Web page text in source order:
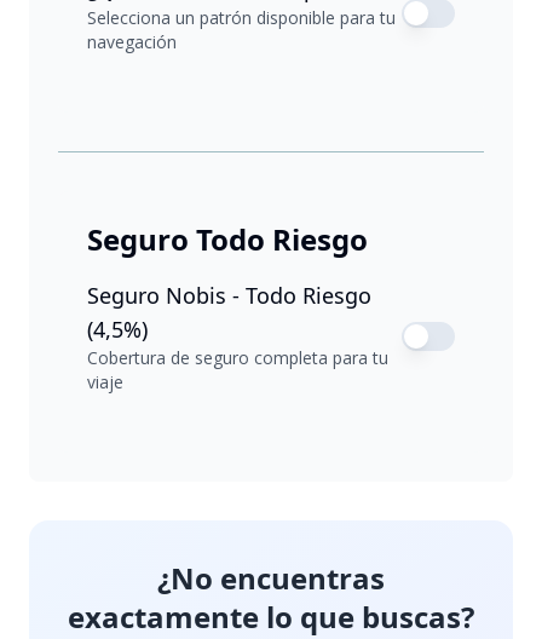
Selecciona un patrón disponible para tu
navegación
Seguro Todo Riesgo
Seguro Nobis - Todo Riesgo
(4,5%)
Cobertura de seguro completa para tu
viaje
¿No encuentras
exactamente lo que buscas?